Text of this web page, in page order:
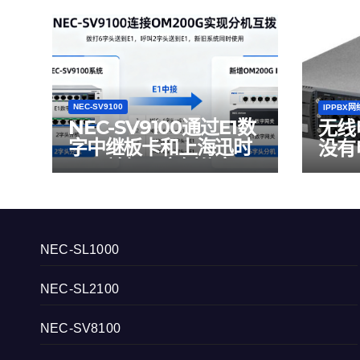
NEC-SV9100
NEC-SV9100通过E1数
字中继板卡和上海迅时
E1网关组网案例分享
IPPBX网
无线
没有
NEC-SL1000
NEC-SL2100
NEC-SV8100